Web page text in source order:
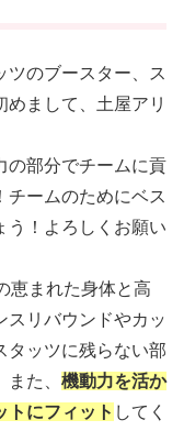
ツのブースター、ス
まして、土屋アリ
の部分でチームに貢
チームのためにベス
う！よろしくお願い
恵まれた身体と高
スリバウンドやカッ
タッツに残らない部
た、 機動力を活か
トにフィット してく